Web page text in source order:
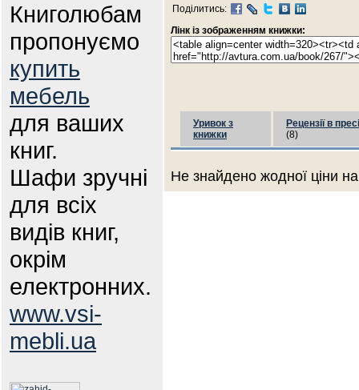
Книголюбам
пропонуємо
купить
мебель
для ваших
книг.
Шафи зручні
для всіх
видів книг,
окрім
електронних.
www.vsi-
mebli.ua
Поділитись:
Лінк із зображенням книжки:
Уривок з
книжки
Рецензії в пресі
(8)
Не знайдено жодної ціни